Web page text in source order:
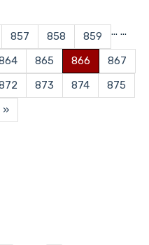
...
857 858
859
865 866
867
873 874
875
...
»